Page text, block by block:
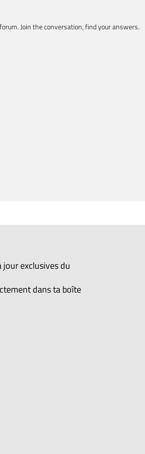
Join the conversation, find your answers.
jour exclusives du
dans ta boîte